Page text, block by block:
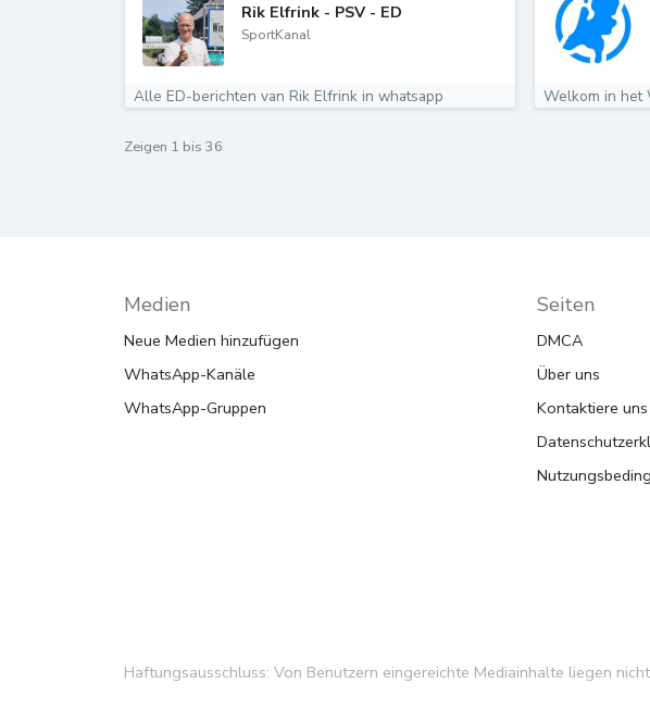
Rik Elfrink - PSV - ED
SportKanal
Alle ED-berichten van Rik Elfrink in whatsapp Welkom in het
Zeigen 1 bis 36
Medien
Neue Medien hinzufügen
WhatsApp-Kanäle
WhatsApp-Gruppen
Seiten
DMCA
Über uns
Kontaktiere uns
Haftungsausschluss: Von Benutzern eingereichte Mediainhalte liegen